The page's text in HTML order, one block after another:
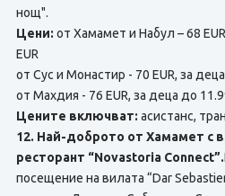
нощ".
Цени: от Хамамет и Набул – 68
EUR
от Сус и Монастир - 70 EUR, за
от Махдия - 76 EUR, за деца до
Цените включват: асистанс,
12. Най-доброто от Хамамет с
ресторант “Novastoria Connect”.
посещение на вилата “Dar